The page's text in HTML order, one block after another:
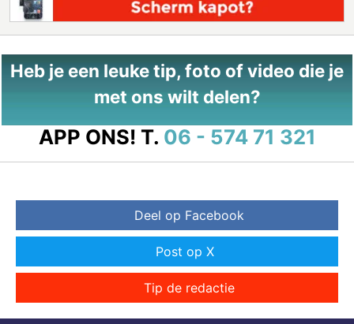
Heb je een leuke tip, foto of video die je
met ons wilt delen?
APP ONS! T. 06 - 574 71 321
Deel op Facebook
Post op X
Tip de redactie